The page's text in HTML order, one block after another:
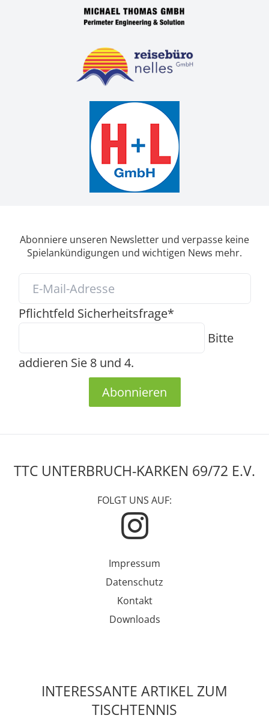
Abonniere unseren Newsletter und verpasse keine
Spielankündigungen und wichtigen News mehr.
Pflichtfeld Sicherheitsfrage*
Bitte
addieren Sie 8 und 4.
Abonnieren
TTC UNTERBRUCH-KARKEN 69/72 E.V.
FOLGT UNS AUF:
Impressum
Datenschutz
Kontakt
Downloads
INTERESSANTE ARTIKEL ZUM
TISCHTENNIS